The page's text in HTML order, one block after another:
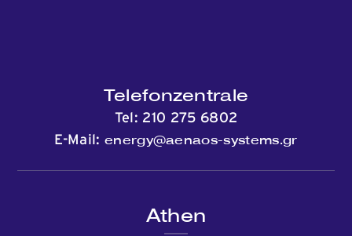
Telefonzentrale
Tel: 210 275 6802
E-Mail: energy@aenaos-systems.gr
Athen